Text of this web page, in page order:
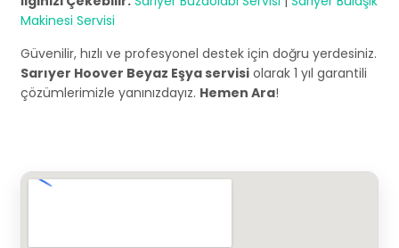
Makinesi Servisi
Güvenilir, hızlı ve profesyonel destek için doğru yerdesiniz.
Sarıyer Hoover Beyaz Eşya servisi olarak 1 yıl garantili
çözümlerimizle yanınızdayız. Hemen Ara!